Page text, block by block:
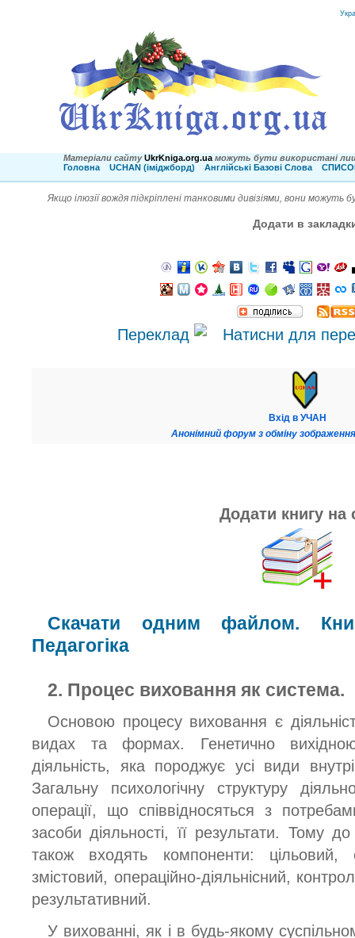
Матеріали сайту UkrKniga.org.ua можуть бути використані
Головна
UCHAN (іміджборд) Англійські Базові Слова
Якщо ілюзії вождя підкріплені танковими дивізіями, вони можуть
Додати в
Переклад
Вхід в УЧАН
Анонімний форум з обміну
Додати книгу на
Скачати одним файлом.
Педагогіка
2. Процес виховання як система.
Основою процесу виховання є
видах та формах. Генетично
діяльність, яка породжує усі види
Загальну психологічну структуру
операції, що співвідносяться з
засоби діяльності, її результати. Тому
також входять компоненти: цільовий,
змістовий, операційно-діяльнісний,
результативний.
У вихованні, як і в будь-якому